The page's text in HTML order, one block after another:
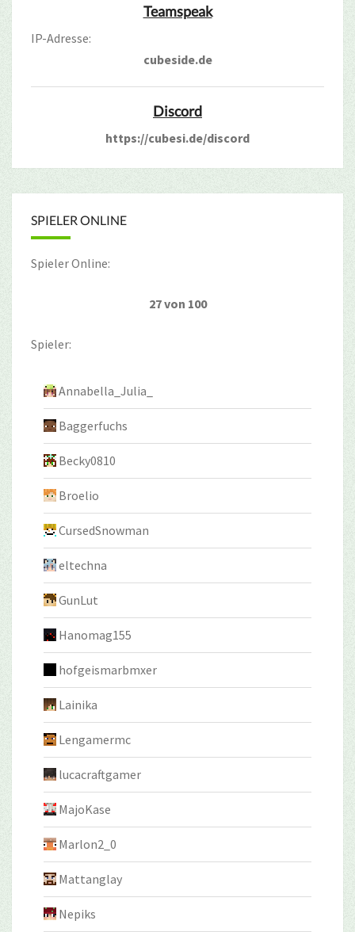
Teamspeak
IP-Adresse:
cubeside.de
Discord
https://cubesi.de/discord
SPIELER ONLINE
Spieler Online:
27 von 100
Spieler:
Annabella_Julia_
Baggerfuchs
Becky0810
Broelio
CursedSnowman
eltechna
GunLut
Hanomag155
hofgeismarbmxer
Lainika
Lengamermc
lucacraftgamer
MajoKase
Marlon2_0
Mattanglay
Nepiks